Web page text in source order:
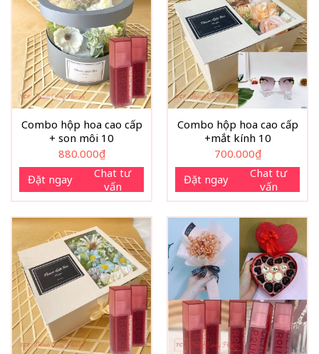
Combo hộp hoa cao cấp
+ son môi 10
880.000₫
Đặt ngay
Chat tư
vấn
Combo hộp hoa cao cấp
+mắt kính 10
700.000₫
Đặt ngay
Chat tư
vấn